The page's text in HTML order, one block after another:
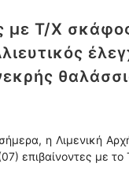
Τ/Χ
η Λιμενική
επιβαίνοντες με